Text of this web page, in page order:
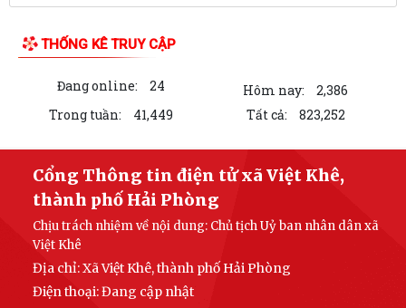
THỐNG KÊ TRUY CẬP
Đang online: 24 Hôm nay:
2,386
Trong tuần:
41,449 Tất cả: 823,252
Cổng Thông tin điện tử xã Việt Khê,
thành phố Hải Phòng
Chịu trách nhiệm về nội dung: Chủ tịch Uỷ ban nhân dân xã
Việt Khê
Địa chỉ: Xã Việt Khê, thành phố Hải Phòng
Điện thoại: Đang cập nhật